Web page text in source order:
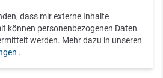
dass mir externe Inhalte
können personenbezogenen Daten
werden. Mehr dazu in unseren
.